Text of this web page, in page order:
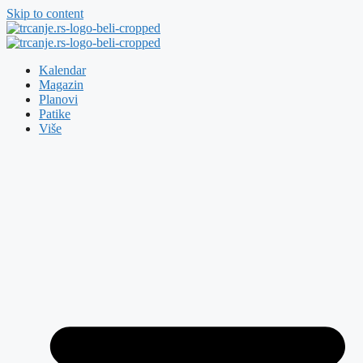
Skip to content
Kalendar
Magazin
Planovi
Patike
Više